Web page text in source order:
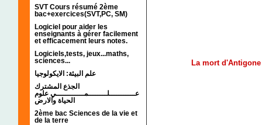
SVT Cours résumé 2ème
bac+exercices(SVT,PC, SM)
Logiciel pour aider les
enseignants à gérer facilement
et efficacement leurs notes.
Logiciels,tests, jeux...maths,
sciences...
علم البيئة: الايكولوجيا
الجذع المشترك
عـــــــــــلــــــــمــــــــــــي علوم
الحياة والارض
2ème bac Sciences de la vie et
de la terre
La mort d'Antigone